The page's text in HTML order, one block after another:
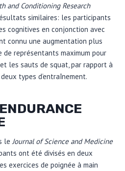
and Conditioning Research
similaires: les participants
cognitives en conjonction avec
connu une augmentation plus
représentants maximum pour
les sauts de squat, par rapport à
types d’entraînement.
le Journal of Science and Medicine
ont été divisés en deux
exercices de poignée à main